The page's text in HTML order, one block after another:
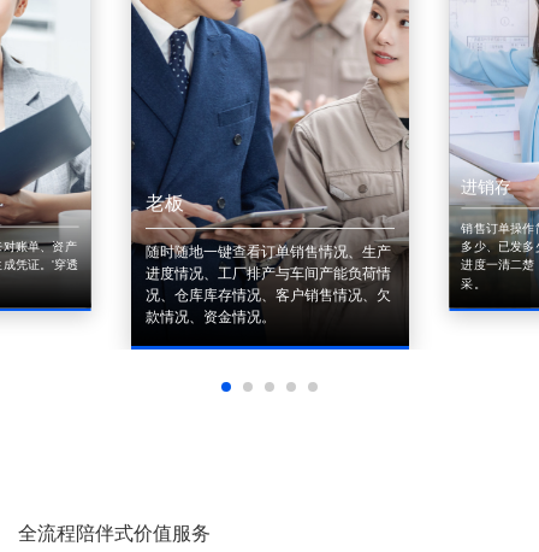
账单、资产
凭证。'穿透
老板
随时随地一键查看订单销售情况、生产
进度情况、工厂排产与车间产能负荷情
况、仓库库存情况、客户销售情况、欠
款情况、资金情况。
进销存
销售订单操作
多少、已发多
进度一清二楚
采。
全流程陪伴式价值服务